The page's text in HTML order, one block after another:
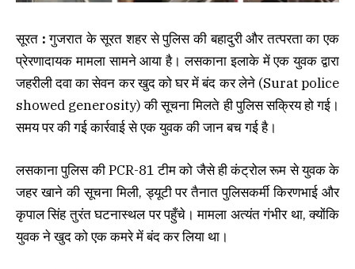
सूरत :गुजरात के सूरत शहर से पुलिस की बहादुरी और तत्परता का एक
प्रेरणादायक मामला सामने आया है। लसकाना इलाके में एक युवक द्वारा
जहरीली दवा का सेवन कर खुद को घर में बंद कर लेने (Surat police
showed generosity) की सूचना मिलते ही पुलिस सक्रिय हो गई।
समय पर की गई कार्रवाई से एक युवक की जान बच गई है।
लसकाना पुलिस की PCR-81 टीम को जैसे ही कंट्रोल रूम से युवक के
जहर खाने की सूचना मिली, ड्यूटी पर तैनात पुलिसकर्मी किरणभाई और
कृपाल सिंह तुरंत घटनास्थल पर पहुँचे। मामला अत्यंत गंभीर था, क्योंकि
युवक ने खुद को एक कमरे में बंद कर लिया था।